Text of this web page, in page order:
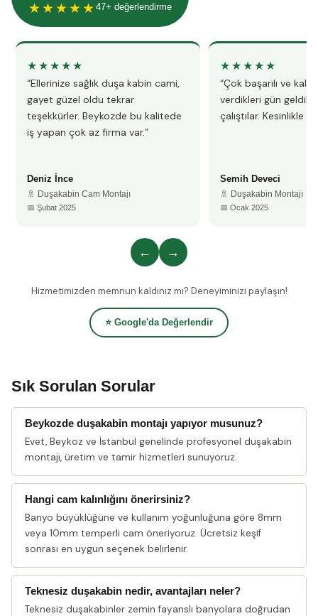
★★★★★ 47+ değerlendirme
★★★★★
“Ellerinize sağlık duşa kabin cami,
gayet güzel oldu tekrar
teşekkürler. Beykozde bu kalitede
iş yapan çok az firma var.”
Deniz İnce
🚿 Duşakabin Cam Montajı
📅 Şubat 2025
★★★★★
“Çok başarılı ve
verdikleri gün
çalıştılar. Kesinlikle
Semih Deveci
🚿 Duşakabin Montajı
📅 Ocak 2025
← →
Hizmetimizden memnun kaldınız mı? Deneyiminizi paylaşın!
⭐ Google'da Değerlendir
Sık Sorulan Sorular
Beykozde duşakabin montajı yapıyor musunuz?
Evet, Beykoz ve İstanbul genelinde profesyonel duşakabin
montajı, üretim ve tamir hizmetleri sunuyoruz.
Hangi cam kalınlığını önerirsiniz?
Banyo büyüklüğüne ve kullanım yoğunluğuna göre 8mm
veya 10mm temperli cam öneriyoruz. Ücretsiz keşif
sonrası en uygun seçenek belirlenir.
Teknesiz duşakabin nedir, avantajları neler?
Teknesiz duşakabinler zemin fayanslı banyolara doğrudan